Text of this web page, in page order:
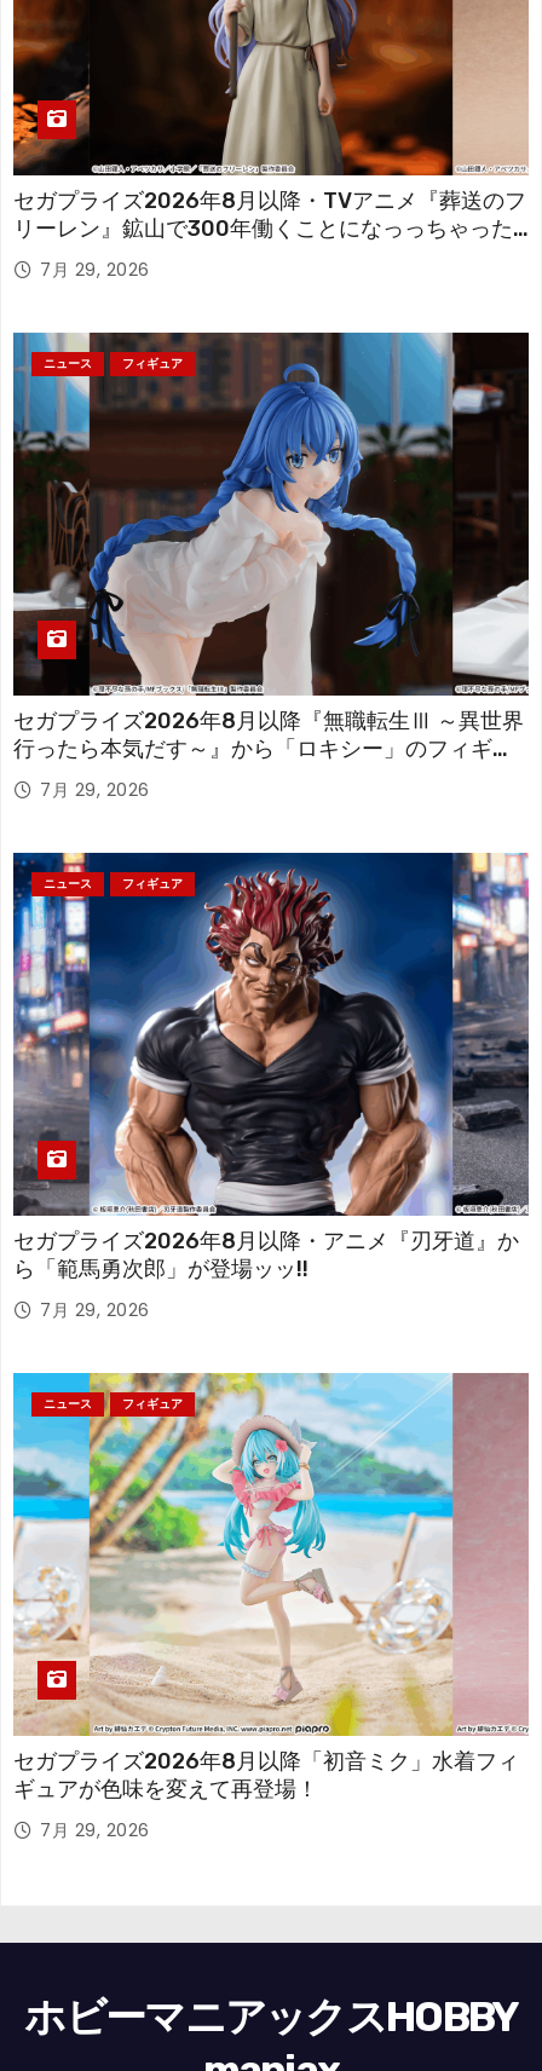
セガプライズ2026年8月以降・TVアニメ『葬送のフ
リーレン』鉱山で300年働くことになっっちゃった
「フリーレン」を立体化！
7月 29, 2026
ニュース フィギュア
セガプライズ2026年8月以降『無職転生Ⅲ ～異世界
行ったら本気だす～』から「ロキシー」のフィギュ
アが登場！
7月 29, 2026
ニュース フィギュア
セガプライズ2026年8月以降・アニメ『刃牙道』か
ら「範馬勇次郎」が登場ッッ!!
7月 29, 2026
ニュース フィギュア
セガプライズ2026年8月以降「初音ミク」水着フィ
ギュアが色味を変えて再登場！
7月 29, 2026
ホビーマニアックスHOBBY